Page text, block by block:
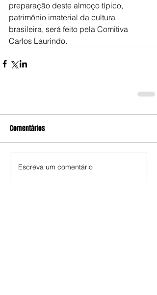
preparação deste almoço típico,
patrimônio imaterial da cultura
brasileira, será feito pela Comitiva
Carlos Laurindo.
Comentários
Escreva um comentário